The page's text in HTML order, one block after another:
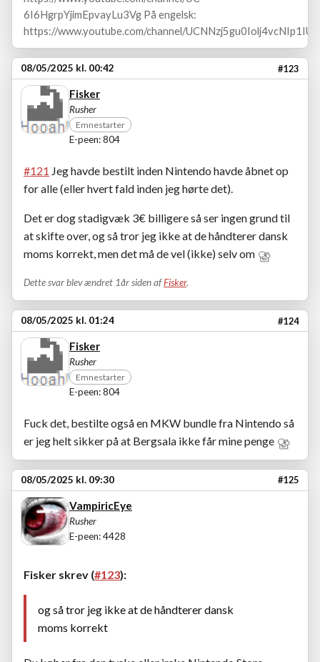
6I6HgrpYjimEpvayLu3Vg På engelsk:
https://www.youtube.com/channel/UCNNzj5gu0Iolj4vcNIp1IUA
08/05/2025 kl. 00:42 #123
Fisker
Rusher
Emnestarter
E-peen: 804
#121 Jeg havde bestilt inden Nintendo havde åbnet op
for alle (eller hvert fald inden jeg hørte det).
Det er dog stadigvæk 3€ billigere så ser ingen grund til
at skifte over, og så tror jeg ikke at de håndterer dansk
moms korrekt, men det må de vel (ikke) selv om
Dette svar blev ændret 1år siden afFisker.
08/05/2025 kl. 01:24 #124
Fisker
Rusher
Emnestarter
E-peen: 804
Fuck det, bestilte også en MKW bundle fra Nintendo så
er jeg helt sikker på at Bergsala ikke får mine penge
08/05/2025 kl. 09:30 #125
VampiricEye
Rusher
E-peen: 4428
Fisker skrev (#123):
og så tror jeg ikke at de håndterer dansk
moms korrekt